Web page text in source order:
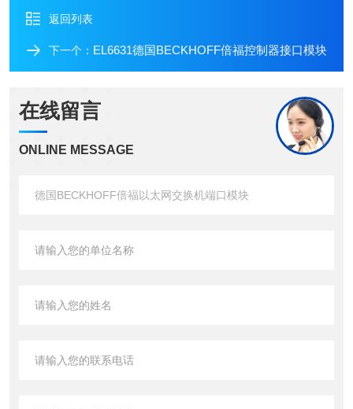
返回列表
下一个： EL6631德国BECKHOFF倍福控制器接口模块
在线留言
ONLINE MESSAGE